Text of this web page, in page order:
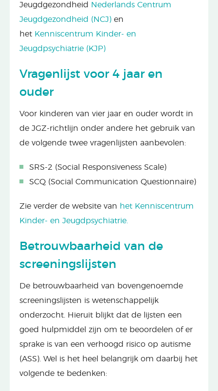
Jeugdgezondheid Nederlands Centrum
Jeugdgezondheid (NCJ) en
het Kenniscentrum Kinder- en
Jeugdpsychiatrie (KJP)
Vragenlijst voor 4 jaar en
ouder
Voor kinderen van vier jaar en ouder wordt in
de JGZ-richtlijn onder andere het gebruik van
de volgende twee vragenlijsten aanbevolen:
SRS-2 (Social Responsiveness Scale)
SCQ (Social Communication Questionnaire)
Zie verder de website van het Kenniscentrum
Kinder- en Jeugdpsychiatrie.
Betrouwbaarheid van de
screeningslijsten
De betrouwbaarheid van bovengenoemde
screeningslijsten is wetenschappelijk
onderzocht. Hieruit blijkt dat de lijsten een
goed hulpmiddel zijn om te beoordelen of er
sprake is van een verhoogd risico op autisme
(ASS). Wel is het heel belangrijk om daarbij het
volgende te bedenken: